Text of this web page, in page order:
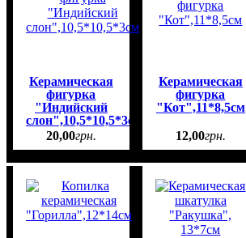
Керамическая
фигурка
"Индийский
слон",10,5*10,5*3см
20,00грн.
Керамическая
фигурка
"Кот",11*8,5см
12,00грн.